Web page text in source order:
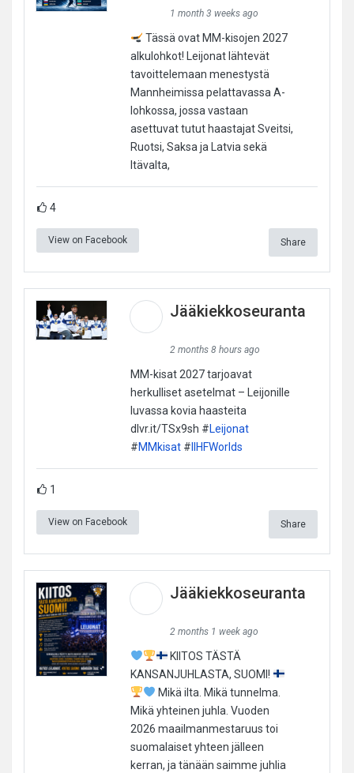
1 month 3 weeks ago
Tässä ovat MM-kisojen 2027
alkulohkot! Leijonat lähtevät
tavoittelemaan menestystä
Mannheimissa pelattavassa A-
lohkossa, jossa vastaan
asettuvat tutut haastajat Sveitsi,
Ruotsi, Saksa ja Latvia sekä
Itävalta,
4
View on Facebook Share
Jääkiekkoseuranta
2 months 8 hours ago
MM-kisat 2027 tarjoavat
herkulliset asetelmat – Leijonille
luvassa kovia haasteita
dlvr.it/TSx9sh #Leijonat
#MMkisat#IIHFWorlds
1
View on Facebook Share
Jääkiekkoseuranta
2 months 1 week ago
KIITOS TÄSTÄ
KANSANJUHLASTA, SUOMI!
Mikä ilta. Mikä tunnelma.
Mikä yhteinen juhla. Vuoden
2026 maailmanmestaruus toi
suomalaiset yhteen jälleen
kerran, ja tänään saimme juhlia